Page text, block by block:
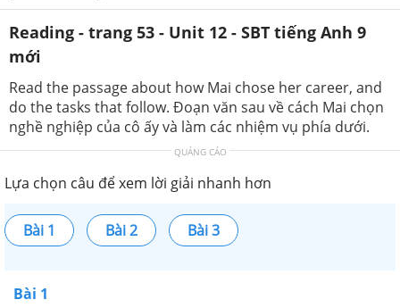
Reading - trang 53 - Unit 12 - SBT tiếng Anh 9
mới
Read the passage about how Mai chose her career, and
do the tasks that follow. Đoạn văn sau về cách Mai chọn
nghề nghiệp của cô ấy và làm các nhiệm vụ phía dưới.
QUẢNG CÁO
Lựa chọn câu để xem lời giải nhanh hơn
Bài 1 Bài 2 Bài 3
Bài 1